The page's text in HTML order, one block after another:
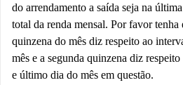
do arrendamento a saída seja na
total da renda mensal. Por favor tenha
quinzena do mês diz respeito ao
mês e a segunda quinzena diz
e último dia do mês em questão.